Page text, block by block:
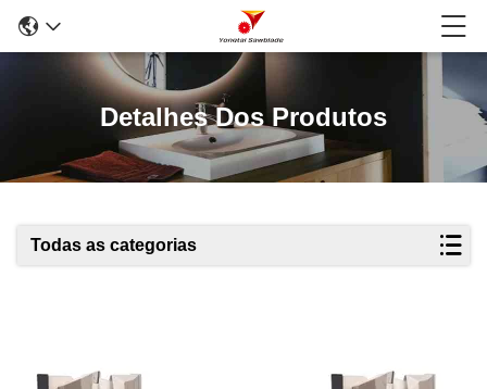
Detalhes Dos Produtos
Todas as categorias